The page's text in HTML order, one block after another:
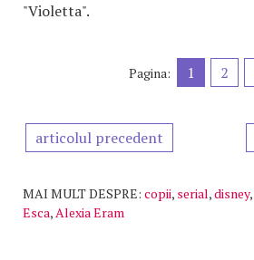
"Violetta".
Pagina: 1 2
articolul precedent
MAI MULT DESPRE: copii, serial,disney,
Esca,Alexia Eram